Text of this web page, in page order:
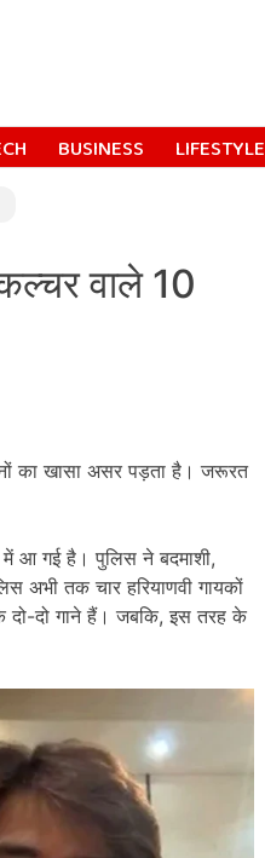
BUSINESS LIFESTYLE
वाले 10
का खासा असर पड़ता है। जरूरत
आ गई है। पुलिस ने बदमाशी,
अभी तक चार हरियाणवी गायकों
दो-दो गाने हैं। जबकि, इस तरह के